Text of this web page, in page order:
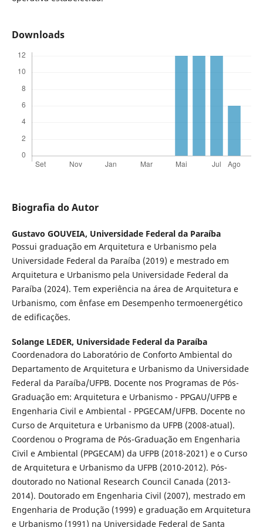
Downloads
Biografia do Autor
Gustavo GOUVEIA, Universidade Federal da Paraíba
Possui graduação em Arquitetura e Urbanismo pela
Universidade Federal da Paraíba (2019) e mestrado em
Arquitetura e Urbanismo pela Universidade Federal da
Paraíba (2024). Tem experiência na área de Arquitetura e
Urbanismo, com ênfase em Desempenho termoenergético
de edificações.
Solange LEDER, Universidade Federal da Paraíba
Coordenadora do Laboratório de Conforto Ambiental do
Departamento de Arquitetura e Urbanismo da Universidade
Federal da Paraíba/UFPB. Docente nos Programas de Pós-
Graduação em: Arquitetura e Urbanismo - PPGAU/UFPB e
Engenharia Civil e Ambiental - PPGECAM/UFPB. Docente no
Curso de Arquitetura e Urbanismo da UFPB (2008-atual).
Coordenou o Programa de Pós-Graduação em Engenharia
Civil e Ambiental (PPGECAM) da UFPB (2018-2021) e o Curso
de Arquitetura e Urbanismo da UFPB (2010-2012). Pós-
doutorado no National Research Council Canada (2013-
2014). Doutorado em Engenharia Civil (2007), mestrado em
Engenharia de Produção (1999) e graduação em Arquitetura
e Urbanismo (1991) na Universidade Federal de Santa